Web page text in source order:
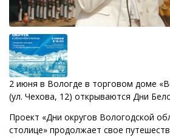
2 июня в Вологде в торговом доме
(ул. Чехова, 12) открываются Дни
Проект «Дни округов Вологодской
столице» продолжает свое